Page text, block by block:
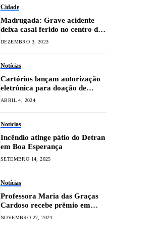
Cidade
Madrugada: Grave acidente
deixa casal ferido no centro de
Lavras
DEZEMBRO 3, 2023
Notícias
Cartórios lançam autorização
eletrônica para doação de
órgãos
ABRIL 4, 2024
Notícias
Incêndio atinge pátio do Detran
em Boa Esperança
SETEMBRO 14, 2025
Notícias
Professora Maria das Graças
Cardoso recebe prêmio em
Diamantina
NOVEMBRO 27, 2024